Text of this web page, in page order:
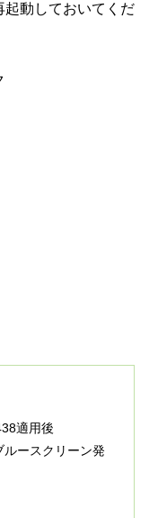
起動しておいてくだ
適用後
ルースクリーン発